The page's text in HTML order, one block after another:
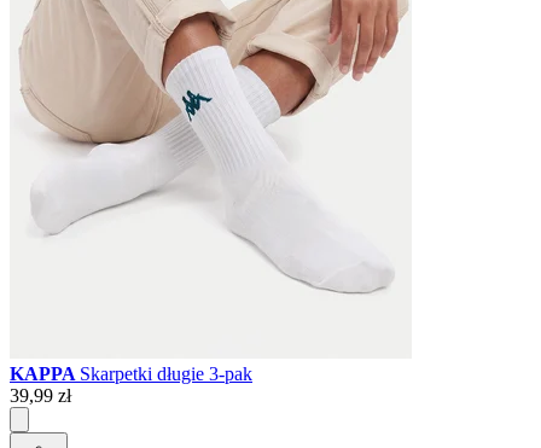
KAPPA Skarpetki długie 3-pak
39,99 zł